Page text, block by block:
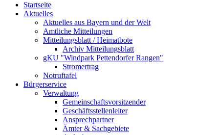
Startseite
Aktuelles
Aktuelles aus Bayern und der Welt
Amtliche Mitteilungen
Mitteilungsblatt / Heimatbote
Archiv Mitteilungsblatt
gKU "Windpark Pettendorfer Rangen"
Stromertrag
Notruftafel
Bürgerservice
Verwaltung
Gemeinschaftsvorsitzender
Geschäftsstellenleiter
Ansprechpartner
Ämter & Sachgebiete